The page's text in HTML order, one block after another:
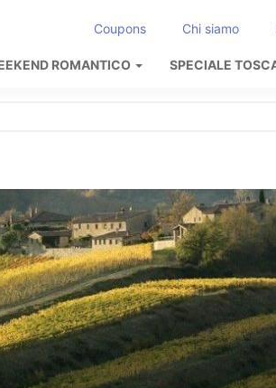
Coupons Chi siamo
ROMANTICO SPECIALE